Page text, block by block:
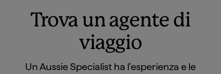
Trova un agente di
viaggio
Un Aussie Specialist ha l'esperienza e le